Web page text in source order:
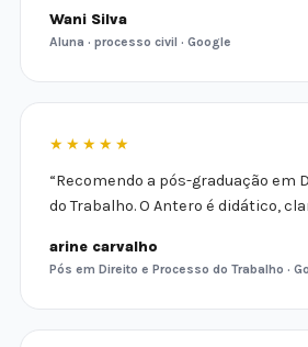
Wani Silva
Aluna · processo civil · Google
★★★★★
“Recomendo a pós-graduação em
do Trabalho. O Antero é didático,
arine carvalho
Pós em Direito e Processo do Trabalho ·